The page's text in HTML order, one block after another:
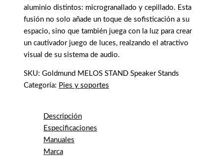
aluminio distintos: microgranallado y cepillado. Esta
fusión no solo añade un toque de sofisticación a su
espacio, sino que también juega con la luz para crear
un cautivador juego de luces, realzando el atractivo
visual de su sistema de audio.
SKU: Goldmund MELOS STAND Speaker Stands
Categoría: Pies y soportes
Descripción
Especificaciones
Manuales
Marca